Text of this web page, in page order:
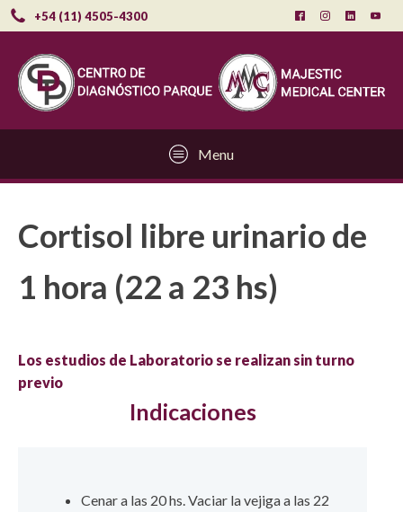
+54 (11) 4505-4300
Menu
Cortisol libre urinario de
1 hora (22 a 23 hs)
Los estudios de Laboratorio se realizan sin turno
previo
Indicaciones
Cenar a las 20 hs. Vaciar la vejiga a las 22